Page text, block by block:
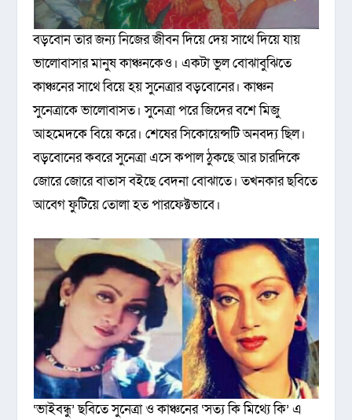
বড়বোন তার জন্য নিজের জীবন দিয়ে দেয় সাথে দিয়ে যায়
ভালোবাসার মানুষ কাঞ্চনকেও। একটা ভুল বোঝাবুঝিতে
কাঞ্চনের সাথে বিয়ে হয় সুনেত্রার বড়বোনের। কাঞ্চন
সুনেত্রাকে ভালোবাসত। সুনেত্রা পরে জিদের বশে মিজু
আহমেদকে বিয়ে করে। শেষের সিকোয়েন্সটি অনবদ্য ছিল।
বড়বোনের কবরে সুনেত্রা এসে কপাল ঠুকছে আর চারদিকে
জোরে জোরে বাতাস বইছে বেদনা বোঝাতে। তখনকার ছবিতে
আবেগ ফুটিয়ে তোলা হত পারফেক্টভাবে।
‘ভাইবন্ধু’ ছবিতে সুনেত্রা ও কাঞ্চনের ‘সত্য কি মিথ্যে কি’ এ